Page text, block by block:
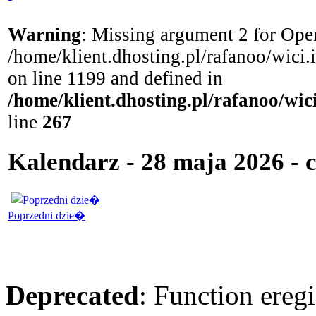
Warning: Missing argument 2 for
/home/klient.dhosting.pl/rafanoo/
on line 1199 and defined in
/home/klient.dhosting.pl/rafanoo/
line 267
Kalendarz - 28 maja 2026 -
Poprzedni dzie�
Deprecated: Function